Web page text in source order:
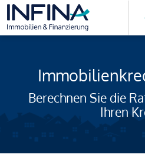
Berechnen Sie die
Ihren